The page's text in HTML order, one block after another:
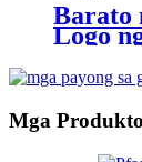
Barato
Logo
Mga